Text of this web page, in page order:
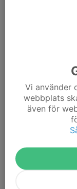
Vi använder
webbplats
även för